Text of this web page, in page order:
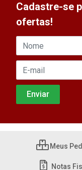
Cadastre-se
ofertas!
Meus
Notas